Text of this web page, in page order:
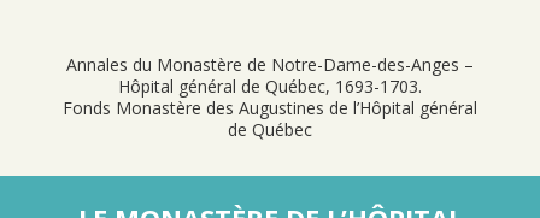
Annales du Monastère de Notre-Dame-des-Anges –
Hôpital général de Québec, 1693-1703.
Fonds Monastère des Augustines de l’Hôpital général
de Québec